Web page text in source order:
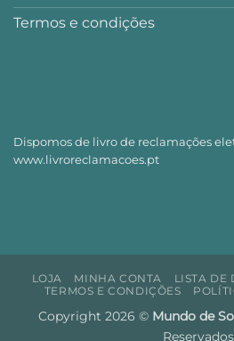
Termos e condições
Dispomos de livro de reclamações
www.livroreclamacoes.pt
LOJA MINHA CONTA LISTA DE
TERMOS E CONDIÇÕES
Copyright 2026 © Mundo de